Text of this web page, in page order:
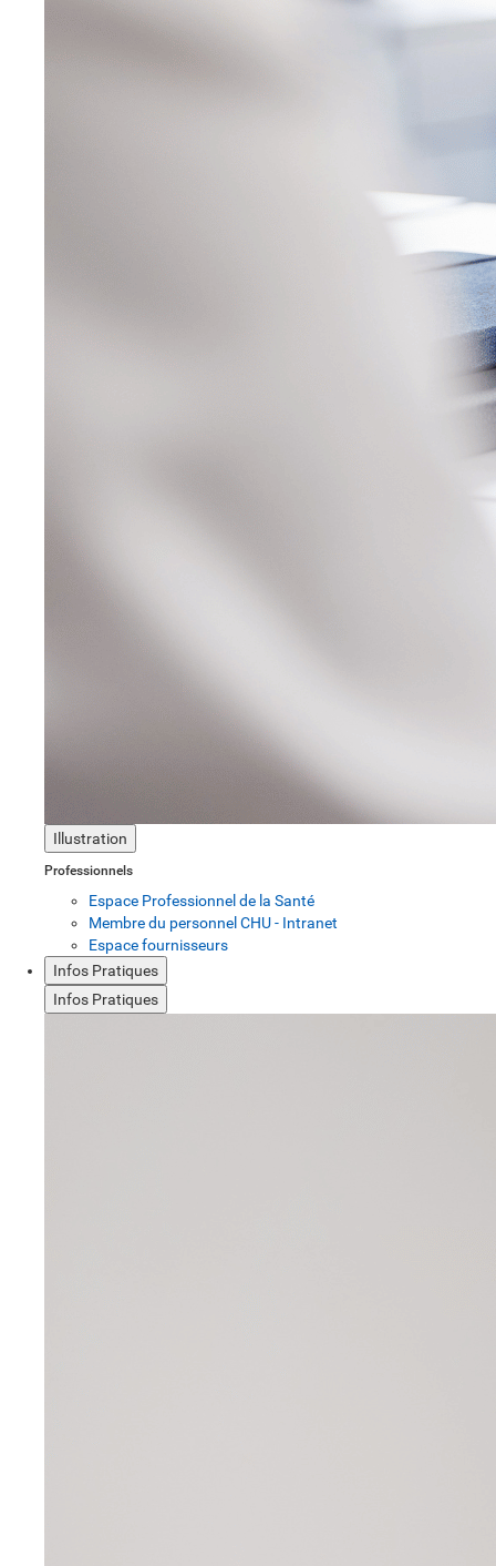
Illustration
Professionnels
Espace Professionnel de la Santé
Membre du personnel CHU - Intranet
Espace fournisseurs
Infos Pratiques
Infos Pratiques